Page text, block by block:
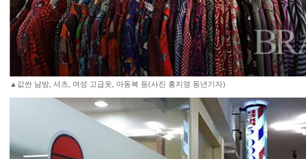
▲값싼 남방, 셔츠, 여성 고급옷, 아동복 등(사진 홍지영 동년기자)